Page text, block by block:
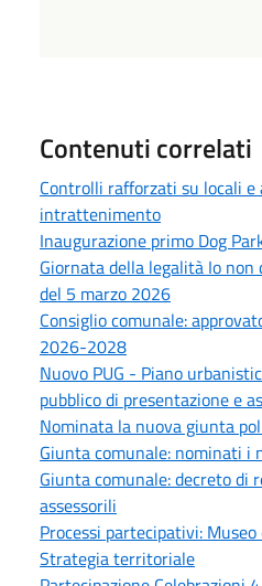
Contenuti correlati
Controlli rafforzati su locali
intrattenimento
Inaugurazione primo Dog
Giornata della legalità Io
del 5 marzo 2026
Consiglio comunale:
2026-2028
Nuovo PUG - Piano
pubblico di presentazione e
Nominata la nuova giunta
Giunta comunale: nominati i
Giunta comunale: decreto di
assessorili
Processi partecipativi:
Strategia territoriale